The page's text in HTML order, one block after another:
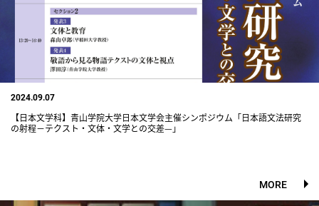
2024.09.07
【日本文学科】青山学院大学日本文学会主催シンポジウム「日本語文法研究
の射程−テクスト・文体・文学との交差—」
MORE